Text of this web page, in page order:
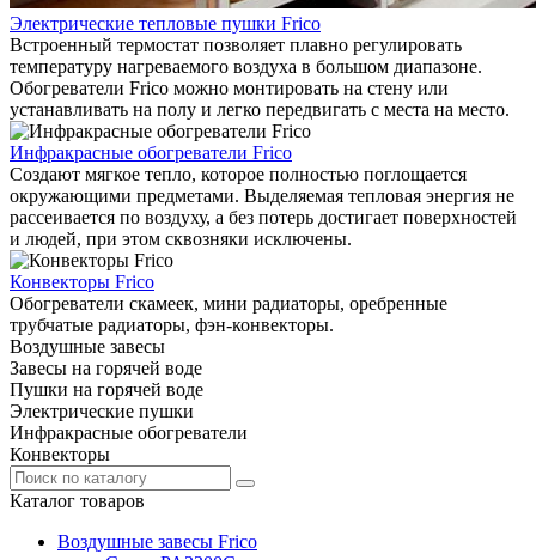
Электрические тепловые пушки Frico
Встроенный термостат позволяет плавно регулировать
температуру нагреваемого воздуха в большом диапазоне.
Обогреватели Frico можно монтировать на стену или
устанавливать на полу и легко передвигать с места на место.
Инфракрасные обогреватели Frico
Создают мягкое тепло, которое полностью поглощается
окружающими предметами. Выделяемая тепловая энергия не
рассеивается по воздуху, а без потерь достигает поверхностей
и людей, при этом сквозняки исключены.
Конвекторы Frico
Обогреватели скамеек, мини радиаторы, оребренные
трубчатые радиаторы, фэн-конвекторы.
Воздушные завесы
Завесы на горячей воде
Пушки на горячей воде
Электрические пушки
Инфракрасные обогреватели
Конвекторы
Каталог товаров
Воздушные завесы Frico